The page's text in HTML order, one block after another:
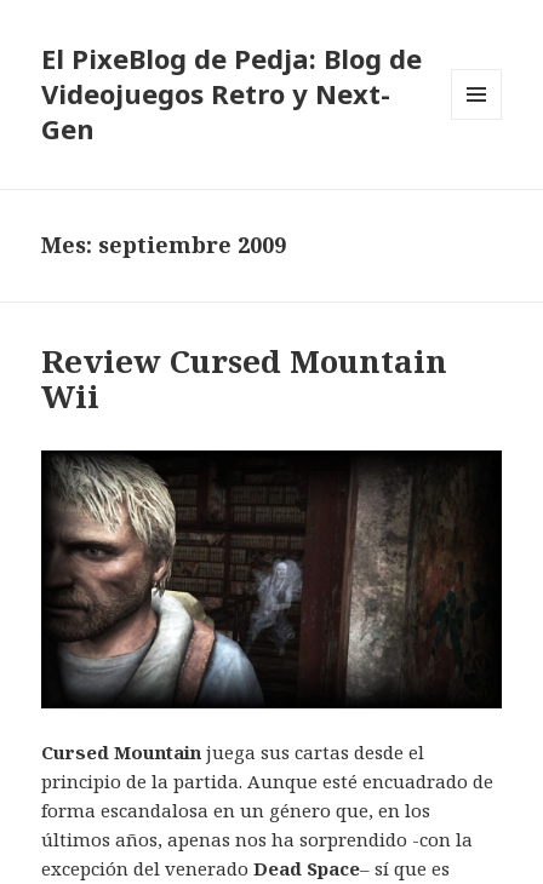
El PixeBlog de Pedja: Blog de
Videojuegos Retro y Next-
Gen
Mes: septiembre 2009
Review Cursed Mountain
Wii
Cursed Mountain juega sus cartas desde el
principio de la partida. Aunque esté encuadrado de
forma escandalosa en un género que, en los
últimos años, apenas nos ha sorprendido -con la
excepción del veneradoDead Space– sí que es